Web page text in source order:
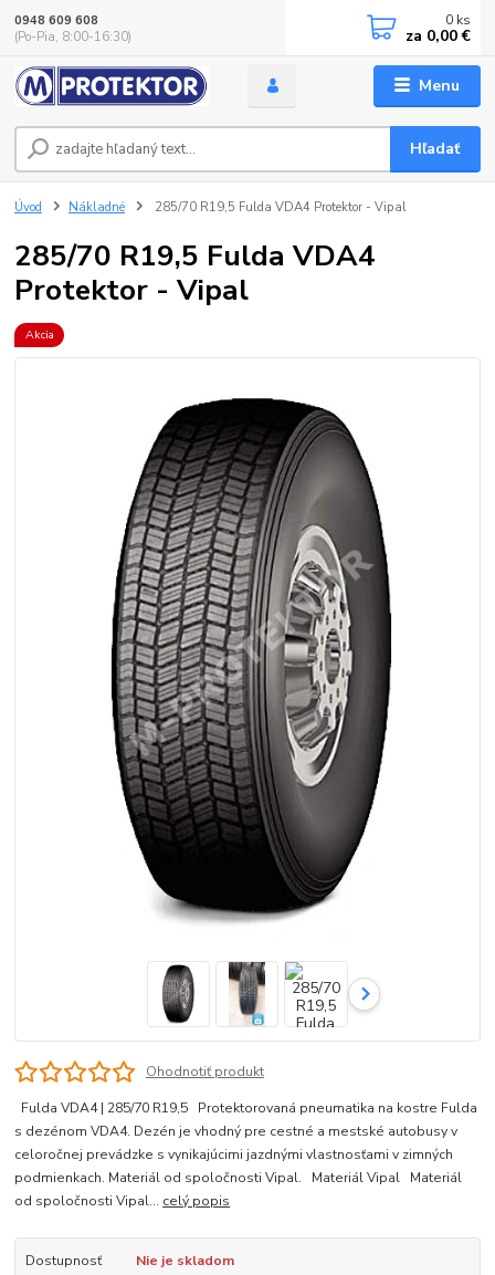
Menu
Hľadať
0948 609 608
(Po-Pia, 8:00-16:30)
0 ks
za 0,00 €
Úvod Nákladné 285/70 R19,5 Fulda VDA4 Protektor - Vipal
285/70 R19,5 Fulda VDA4
Protektor - Vipal
Akcia
Ohodnotiť produkt
Fulda VDA4 | 285/70 R19,5 Protektorovaná pneumatika na kostre Fulda
s dezénom VDA4. Dezén je vhodný pre cestné a mestské autobusy v
celoročnej prevádzke s vynikajúcimi jazdnými vlastnosťami v zimných
podmienkach. Materiál od spoločnosti Vipal. Materiál Vipal Materiál
od spoločnosti Vipal... celý popis
Dostupnosť Nie je skladom